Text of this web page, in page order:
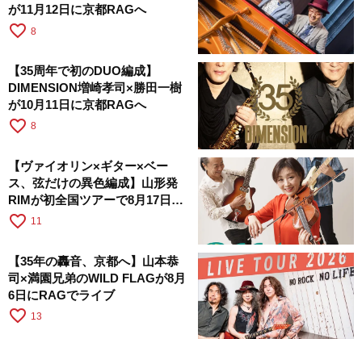
が11月12日に京都RAGへ
favorite_border 8
【35周年で初のDUO編成】
DIMENSION増崎孝司×勝田一樹
が10月11日に京都RAGへ
favorite_border 8
【ヴァイオリン×ギター×ベー
ス、弦だけの異色編成】山形発
RIMが初全国ツアーで8月17日に
RAGへ
favorite_border 11
【35年の轟音、京都へ】山本恭
司×満園兄弟のWILD FLAGが8月
6日にRAGでライブ
favorite_border 13